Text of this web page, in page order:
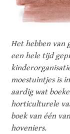
Het hebben van
een hele tijd
moestuintjes is
aardig wat
horticulturele
boek van één
hoveniers.